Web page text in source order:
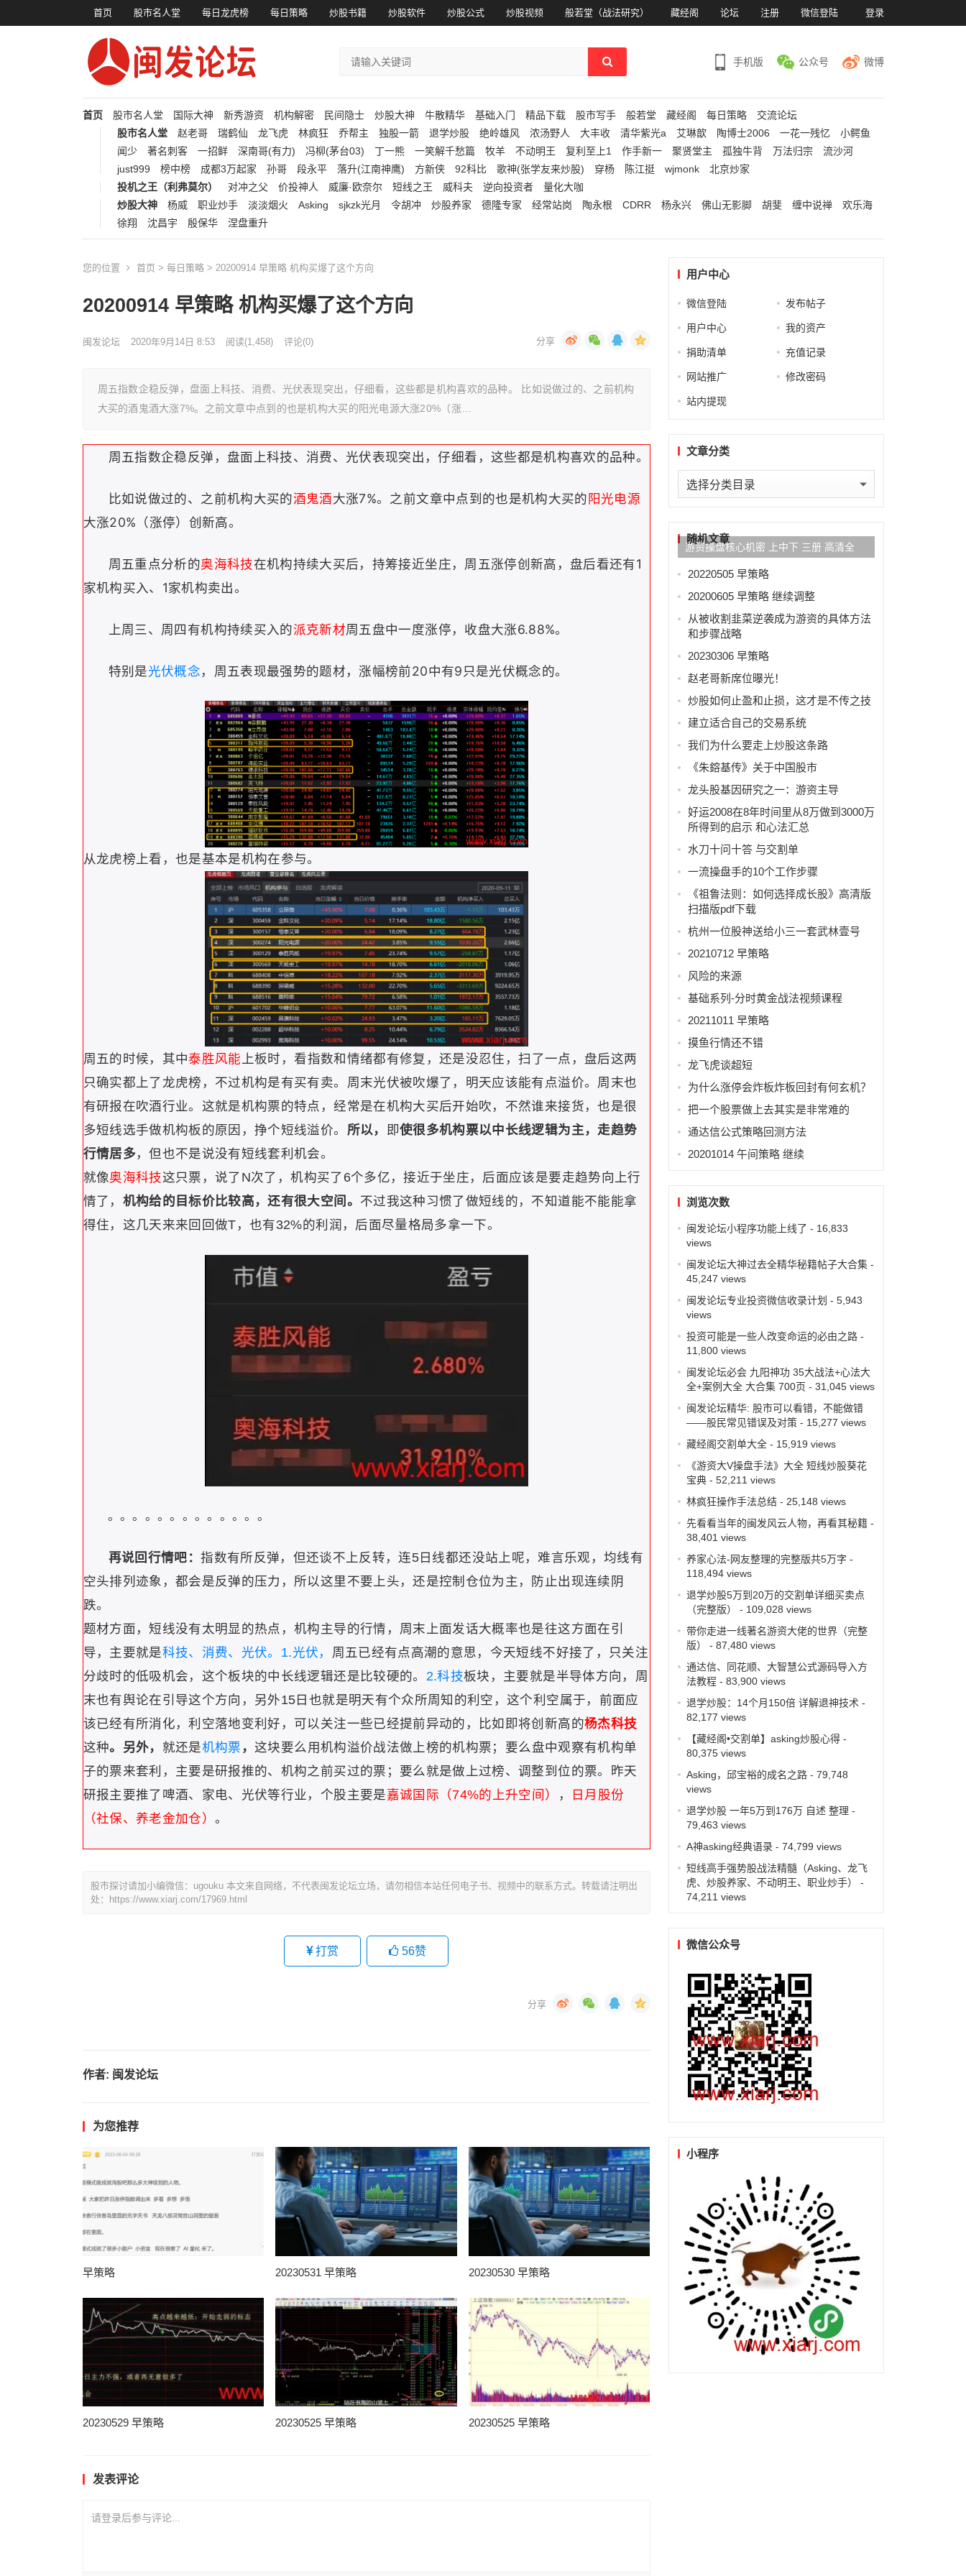
首页 股市名人堂 每日龙虎榜 每日策略 炒股书籍 炒股软件 炒股公式 炒股视频 般若堂（战法研究） 藏经阁 论坛 注册 微信登陆 登录
手机版 公众号 微博
首页 股市名人堂 国际大神 新秀游资 机构解密 民间隐士 炒股大神 牛散精华 基础入门 精品下载 股市写手 般若堂 藏经阁 每日策略
交流论坛
股市名人堂
赵老哥 瑞鹤仙 龙飞虎 林疯狂 乔帮主 独股一箭 退学炒股 绝岭雄风 浓汤野人 大丰收 清华紫光a 艾琳歆 陶博士2006 一花一残忆
小鳄鱼
闻少
著名刺客 一招鲜 深南哥(有力) 冯柳(茅台03) 丁一熊 一笑解千愁篇 牧羊 不动明王 复利至上1 作手新一 聚贤堂主 孤独牛背 万法归宗
流沙河
just999
榜中榜 成都3万起家 孙哥 段永平 落升(江南神鹰) 方新侠 92科比 歌神(张学友来炒股) 穿杨 陈江挺 wjmonk
北京炒家
投机之王（利弗莫尔）
对冲之父 价投神人 威廉·欧奈尔 短线之王 威科夫 逆向投资者
量化大咖
炒股大神
杨威 职业炒手 淡淡烟火 Asking sjkzk光月 令胡冲 炒股养家 德隆专家 经常站岗 陶永根 CDRR 杨永兴 佛山无影脚 胡斐 缠中说禅
欢乐海
徐翔
沈昌宇 殷保华 涅盘重升
您的位置 首页 > 每日策略 > 20200914 早策略 机构买爆了这个方向
20200914 早策略 机构买爆了这个方向
闽发论坛 2020年9月14日 8:53 阅读(1,458) 评论(0)
周五指数企稳反弹，盘面上科技、消费、光伏表现突出，仔细看，这些都是机构喜欢的品种。 比如说做过的、之前机构
大买的酒鬼酒大涨7%。之前文章中点到的也是机构大买的阳光电源大涨20%（涨…
周五指数企稳反弹，盘面上科技、消费、光伏表现突出，仔细看，这些都是机构喜欢的品种。
比如说做过的、 之前机构大买的酒鬼酒大涨7%。之前文章中点到的也是机构大买的阳光电源
大涨20%（涨停）创新高。
周五重点分析的奥海科技在机构持续大买后，持筹接近坐庄，周五涨停创新高，盘后看还有1
家机构买入、1家机构卖出。
上周三、周四有机构持续买入的派克新材周五盘中一度涨停，收盘大涨6.88%。
特别是光伏概念，周五表现最强势的题材，涨幅榜前20中有9只是光伏概念的。
从龙虎榜上看，也是基本是机构在参与。
周五的时候， 其中泰胜风能上板时，看指数和情绪都有修复，还是没忍住，扫了一点，盘后这两
只确实都上了龙虎榜，不过机构是有买有卖。周末光伏被吹爆了，明天应该能有点溢价。周末也
有研报在吹酒行业。这就是机构票的特点，经常是在机构大买后开始吹，不然谁来接货，也是很
多短线选手做机构板的原因，挣个短线溢价。 所以， 即使很多机构票以中长线逻辑为主，走趋势
行情居多，但也不是说没有短线套利机会。
就像奥海科技这只票，说了N次了，机构买了6个多亿，接近于坐庄，后面应该是要走趋势向上行
情了， 机构给的目标价比较高，还有很大空间。 不过我这种习惯了做短线的，不知道能不能能拿
得住，这几天来来回回做T，也有32%的利润，后面尽量格局多拿一下。
。 。。 。 。。 。。。 。。。 。
再说回行情吧：指数有所反弹，但还谈不上反转，连5日线都还没站上呢，难言乐观，均线有
空头排列迹象，都会是反弹的压力，所以这里不要上头，还是控制仓位为主，防止出现连续阴
跌。
题材方面，短线没有太明显的热点，机构主导的行情， 周末上面发话大概率也是往这方面在引
导，主要就是科技、消费、光伏。 1.光伏， 周五已经有点高潮的意思，今天短线不好接了，只关注
分歧时的低吸机会，这个板块的中长线逻辑还是比较硬的。 2.科技板块，主要就是半导体方向，周
末也有舆论在引导这个方向，另外15日也就是明天有个众所周知的利空，这个利空属于，前面应
该已经有所消化，利空落地变利好，可以关注一些已经提前异动的，比如即将创新高的杨杰科技
这种。 另外， 就还是机构票 ，这块要么用机构溢价战法做上榜的机构票；要么盘中观察有机构单
子的票来套利，主要是研报推的、机构之前买过的票；要么就是做上过榜、调整到位的票。昨天
研报主要推了啤酒、家电、光伏等行业，个股主要是嘉诚国际（74%的上升空间） ，
日月股份
（社保、养老金加仓）。
股市探讨请加小编微信：ugouku 本文来自网络，不代表闽发论坛立场，请勿相信本站任何电子书、视频中的联系方式。转载请注明出
处：https://www.xiarj.com/17969.html
打赏 56赞
作者: 闽发论坛
为您推荐
早策略 20230531 早策略 20230530 早策略
20230529 早策略 20230525 早策略 20230525 早策略
发表评论
请登录后参与评论...
用户中心
微信登陆 发布帖子
用户中心 我的资产
捐助清单 充值记录
网站推广 修改密码
站内提现
文章分类
文
章
类随机文章
游资操盘核心机密 上中下 三册 高清全
20220505 早策略
20200605 早策略 继续调整
从被收割韭菜逆袭成为游资的具体方法
和步骤战略
20230306 早策略
赵老哥新席位曝光！
炒股如何止盈和止损，这才是不传之技
建立适合自己的交易系统
我们为什么要走上炒股这条路
《朱鎔基传》关于中国股市
龙头股基因研究之一：游资主导
好运2008在8年时间里从8万做到3000万
所得到的启示 和心法汇总
水刀十问十答 与交割单
一流操盘手的10个工作步骤
《祖鲁法则：如何选择成长股》高清版
扫描版pdf下载
杭州一位股神送给小三一套武林壹号
20210712 早策略
风险的来源
基础系列-分时黄金战法视频课程
20211011 早策略
摸鱼行情还不错
龙飞虎谈超短
为什么涨停会炸板炸板回封有何玄机？
把一个股票做上去其实是非常难的
通达信公式策略回测方法
20201014 午间策略 继续
浏览次数
闽发论坛小程序功能上线了 - 16,833
views
闽发论坛大神过去全精华秘籍帖子大合集-
45,247 views
闽发论坛专业投资微信收录计划 - 5,943
views
投资可能是一些人改变命运的必由之路-
11,800 views
闽发论坛必会 九阳神功 35大战法+心法大
全+案例大全 大合集 700页 - 31,045 views
闽发论坛精华: 股市可以看错，不能做错
——股民常见错误及对策- 15,277 views
藏经阁交割单大全- 15,919 views
《游资大V操盘手法》大全 短线炒股葵花
宝典- 52,211 views
林疯狂操作手法总结- 25,148 views
先看看当年的闽发风云人物，再看其秘籍-
38,401 views
养家心法-网友整理的完整版共5万字 -
118,494 views
退学炒股5万到20万的交割单详细买卖点
（完整版）
- 109,028 views
带你走进一线著名游资大佬的世界（完整
版）
- 87,480 views
通达信、同花顺、大智慧公式源码导入方
法教程- 83,900 views
退学炒股：14个月150倍 详解退神技术 -
82,177 views
【藏经阁•交割单】asking炒股心得-
80,375 views
Asking，邱宝裕的成名之路- 79,748
views
退学炒股 一年5万到176万 自述 整理 -
79,463 views
A神asking经典语录- 74,799 views
短线高手强势股战法精髓（Asking、龙飞
虎、炒股养家、不动明王、职业炒手）
-
74,211 views
微信公众号
小程序